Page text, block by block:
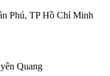
Phú, TP Hồ Chí Minh
Quang